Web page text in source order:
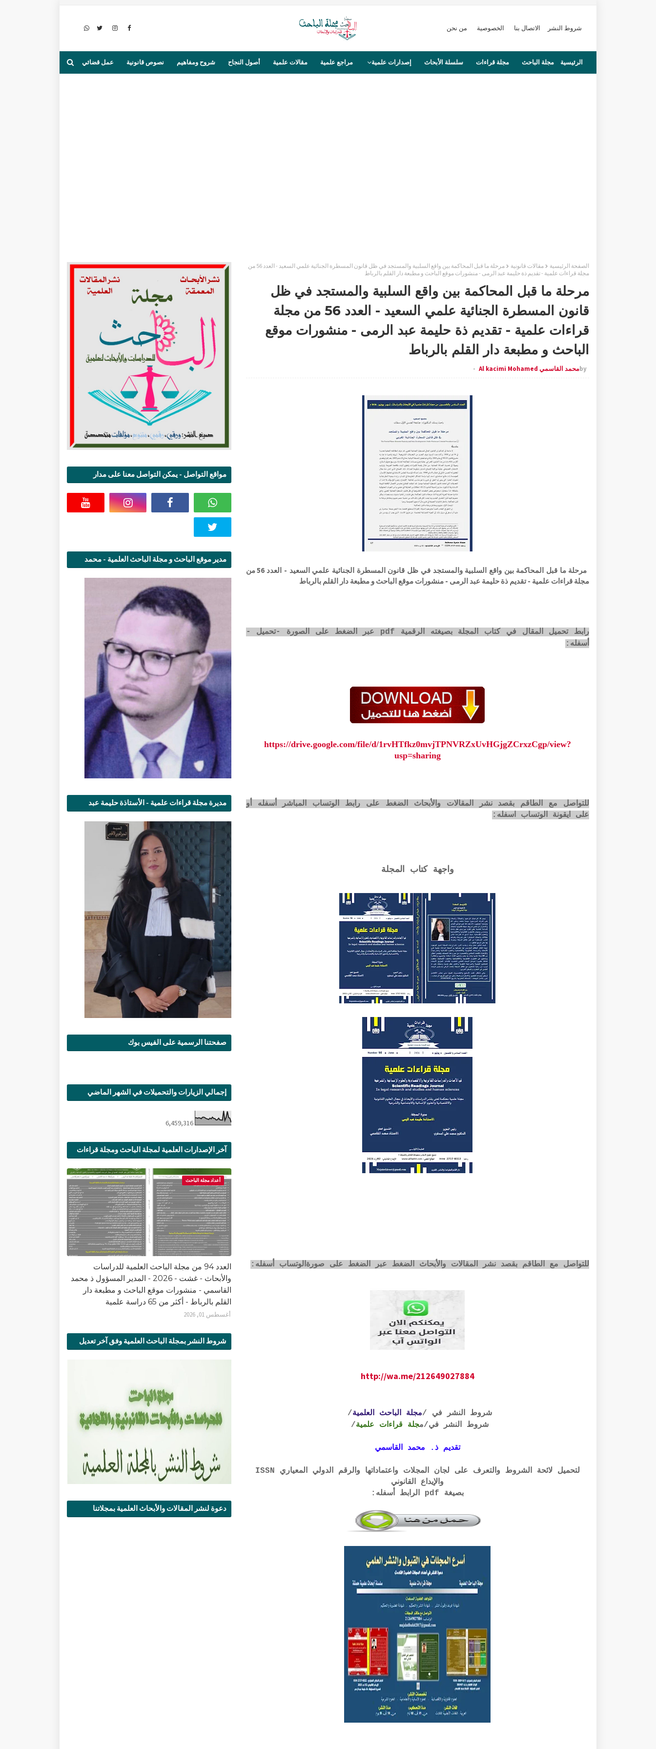
شروط النشر الاتصال بنا الخصوصية من نحن
الرئيسية مجلة الباحث مجلة قراءات سلسلة الأبحاث إصدارات علمية مراجع علمية مقالات علمية أصول النجاح شروح ومفاهيم نصوص قانونية عمل قضائي
الصفحة الرئيسية مقالات قانونية
مرحلة ما قبل المحاكمة بين واقع السلبية والمستجد في ظل قانون المسطرة الجنائية علمي السعيد - العدد 56 من
مجلة قراءات علمية - تقديم ذة حليمة عبد الرمى - منشورات موقع الباحث و مطبعة دار القلم بالرباط
مرحلة ما قبل المحاكمة بين واقع السلبية والمستجد في ظل
قانون المسطرة الجنائية علمي السعيد - العدد 56 من مجلة
قراءات علمية - تقديم ذة حليمة عبد الرمى - منشورات موقع
الباحث و مطبعة دار القلم بالرباط
byمحمد القاسمي Al kacimi Mohamed
مرحلة ما قبل المحاكمة بين واقع السلبية والمستجد في ظل قانون المسطرة الجنائية علمي السعيد - العدد 56 من
مجلة قراءات علمية - تقديم ذة حليمة عبد الرمى - منشورات موقع الباحث و مطبعة دار القلم بالرباط
رابط تحميل المقال في كتاب المجلة بصيغته الرقمية pdf عبر الضغط على الصورة -تحميل -
أسفله:
https://drive.google.com/file/d/1rvHTfkz0mvjTPNVRZxUvHGjgZCrxzCgp/view?
usp=sharing
للتواصل مع الطاقم بقصد نشر المقالات والأبحاث الضغط على رابط الوتساب المباشر أسفله أو
على ايقونة الوتساب اسفله:
واجهة كتاب المجلة
للتواصل مع الطاقم بقصد نشر المقالات والأبحاث الضغط عبر الضغط على صورةالوتساب أسفله:
http://wa.me/212649027884
شروط النشر في /مجلة الباحث العلمية/
شروط النشر في/مجلة قراءات علمية/
تقديم ذ. محمد القاسمي
لتحميل لائحة الشروط والتعرف على لجان المجلات واعتماداتها والرقم الدولي المعياري ISSN
والإيداع القانوني
بصيغة pdf الرابط أسفله:
مواقع التواصل - يمكن التواصل معنا على مدار
مدير موقع الباحث و مجلة الباحث العلمية - محمد
مديرة مجلة قراءات علمية - الأستاذة حليمة عبد
صفحتنا الرسمية على الفيس بوك
إجمالي الزيارات والتحميلات في الشهر الماضي
6,459,316
آخر الإصدارات العلمية لمجلة الباحث ومجلة قراءات
أعداد مجلة الباحث
العدد 94 من مجلة الباحث العلمية للدراسات
والأبحاث - غشت - 2026 - المدير المسؤول ذ محمد
القاسمي - منشورات موقع الباحث و مطبعة دار
القلم بالرباط - أكثر من 65 دراسة علمية
أغسطس 01, 2026
شروط النشر بمجلة الباحث العلمية وفق آخر تعديل
دعوة لنشر المقالات والأبحاث العلمية بمجلاتنا